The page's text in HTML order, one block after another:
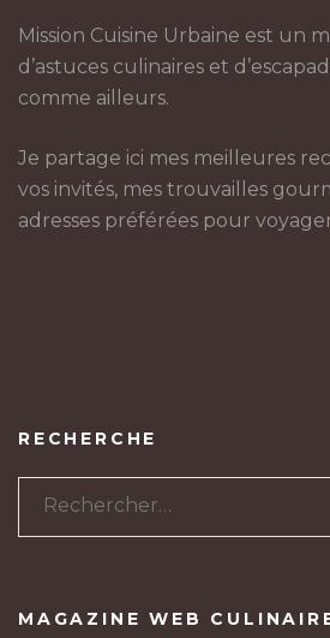
Mission Cuisine Urbaine est un
d’astuces culinaires et
comme ailleurs.
Je partage ici mes meilleures
vos invités, mes trouvailles
adresses préférées pour
RECHERCHE
Rechercher :
MAGAZINE WEB